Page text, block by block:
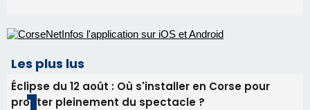
Les plus lus
Éclipse du 12 août : Où s'installer en Corse pour
profiter pleinement du spectacle ?